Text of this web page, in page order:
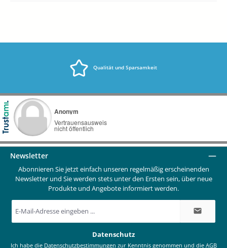
Qualität und Sparsamkeit
Newsletter
Abonnieren Sie jetzt einfach unseren regelmäßig erscheinenden
Newsletter und Sie werden stets unter den Ersten sein, über neue
Produkte und Angebote informiert werden.
Mail-
Datenschutz
Ich habe die Datenschutzbestimmungen zur Kenntnis genommen und die AGB